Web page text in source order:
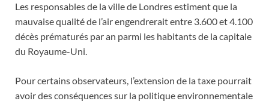
Les responsables de la ville de Londres estiment que la
mauvaise qualité de l’air engendrerait entre 3.600 et 4.100
décès prématurés par an parmi les habitants de la capitale
du Royaume-Uni.
Pour certains observateurs, l’extension de la taxe pourrait
avoir des conséquences sur la politique environnementale